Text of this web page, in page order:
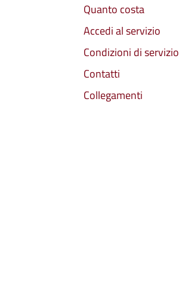
Quanto costa
Accedi al servizio
Condizioni di servizio
Contatti
Collegamenti